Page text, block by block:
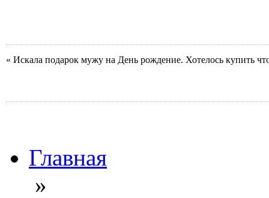
« Искала подарок мужу на День рождение. Хотелось купить
Главная
»